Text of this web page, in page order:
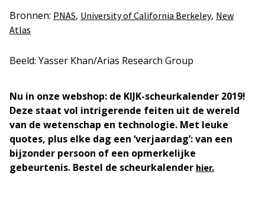
Bronnen: PNAS, University of California Berkeley, New
Atlas
Beeld: Yasser Khan/Arias Research Group
Nu in onze webshop: de KIJK-scheurkalender 2019!
Deze staat vol intrigerende feiten uit de wereld
van de wetenschap en technologie. Met leuke
quotes, plus elke dag een ‘verjaardag’: van een
bijzonder persoon of een opmerkelijke
gebeurtenis. Bestel de scheurkalender hier.